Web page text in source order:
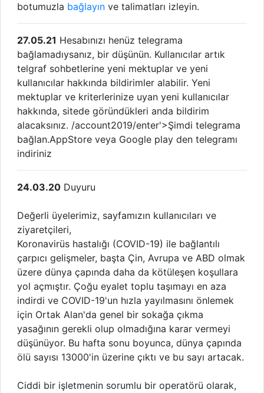
botumuzla bağlayın ve talimatları izleyin.
27.05.21 Hesabınızı henüz telegrama
bağlamadıysanız, bir düşünün. Kullanıcılar artık
telgraf sohbetlerine yeni mektuplar ve yeni
kullanıcılar hakkında bildirimler alabilir. Yeni
mektuplar ve kriterlerinize uyan yeni kullanıcılar
hakkında, sitede göründükleri anda bildirim
alacaksınız. /account2019/enter'>Şimdi telegrama
bağlan.AppStore veya Google play den telegramı
indiriniz
24.03.20 Duyuru
Değerli üyelerimiz, sayfamızın kullanıcıları ve
ziyaretçileri,
Koronavirüs hastalığı (COVID-19) ile bağlantılı
çarpıcı gelişmeler, başta Çin, Avrupa ve ABD olmak
üzere dünya çapında daha da kötüleşen koşullara
yol açmıştır. Çoğu eyalet toplu taşımayı en aza
indirdi ve COVID-19'un hızla yayılmasını önlemek
için Ortak Alan'da genel bir sokağa çıkma
yasağının gerekli olup olmadığına karar vermeyi
düşünüyor. Bu hafta sonu boyunca, dünya çapında
ölü sayısı 13000'in üzerine çıktı ve bu sayı artacak.
Ciddi bir işletmenin sorumlu bir operatörü olarak,